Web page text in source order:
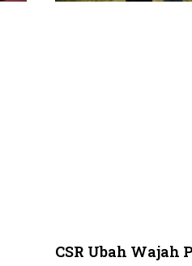
CSR Ubah Wajah